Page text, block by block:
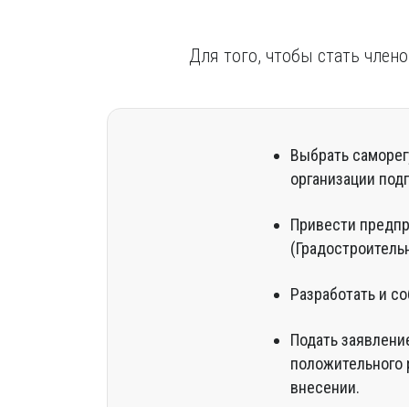
Для того, чтобы стать
Выбрать
организации
Привести
Разработать и
Подать
внесении.